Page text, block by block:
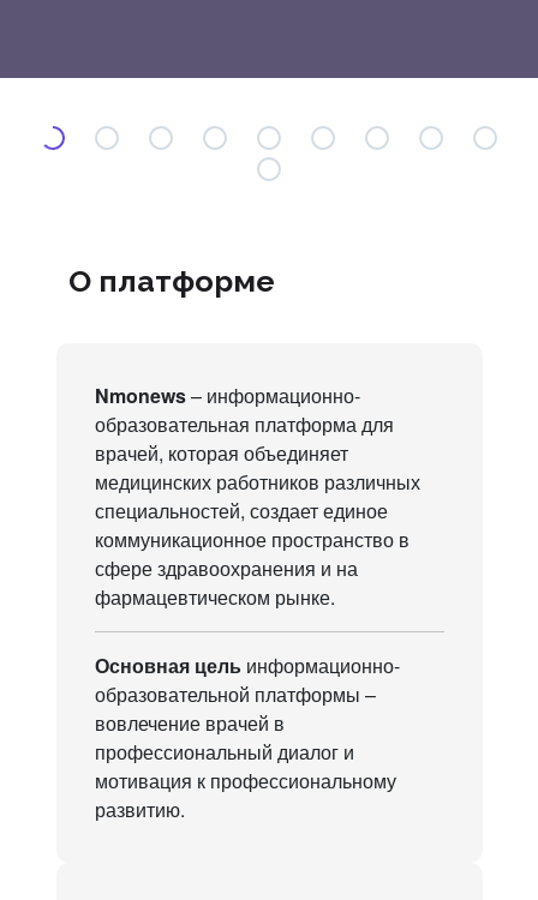
«Коморбидность в клинике
внутренних болезней. Опыт
региональных школ»
О платформе
Nmonews– информационно-
образовательная платформа для
врачей, которая объединяет
медицинских работников различных
специальностей, создает единое
коммуникационное пространство в
сфере здравоохранения и на
фармацевтическом рынке.
Основная цельинформационно-
образовательной платформы –
вовлечение врачей в
профессиональный диалог и
мотивация к профессиональному
развитию.